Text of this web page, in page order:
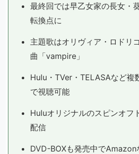
最終回では早乙女家の長女・
転換点に
主題歌はオリヴィア・ロドリ
曲「vampire」
Hulu・TVer・TELASAなど複
で視聴可能
Huluオリジナルのスピンオフ
配信
DVD-BOXも発売中でAmazon